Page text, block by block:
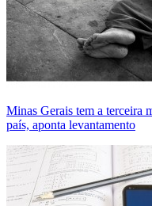
Minas Gerais tem a terceira
país, aponta levantamento